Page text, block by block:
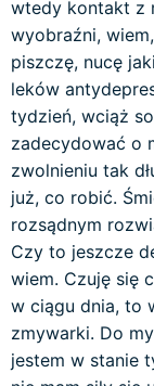
wtedy kontakt z
wyobraźni,
piszczę, nucę
leków
tydzień, wciąż
zadecydować o
zwolnieniu tak
już, co robić.
rozsądnym
Czy to jeszcze
wiem. Czuję się
w ciągu dnia, to
zmywarki. Do
jestem w stanie